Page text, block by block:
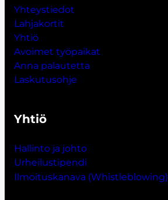
Yhteystiedot
Lahjakortit
Yhtiö
Avoimet työpaikat
Anna palautetta
Laskutusohje
Yhtiö
Hallinto ja johto
Urheilustipendi
Ilmoituskanava (Whistleblowing)